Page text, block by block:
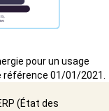
pour un usage
référence 01/01/2021.
(État des